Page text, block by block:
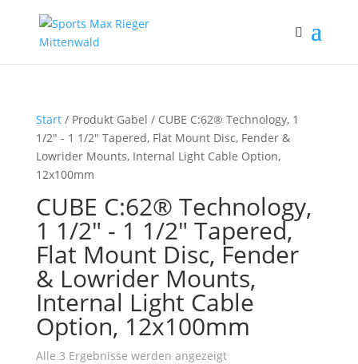
Start/ Produkt Gabel / CUBE C:62® Technology, 1
1/2" - 1 1/2" Tapered, Flat Mount Disc, Fender &
Lowrider Mounts, Internal Light Cable Option,
12x100mm
CUBE C:62® Technology,
1 1/2" - 1 1/2" Tapered,
Flat Mount Disc, Fender
& Lowrider Mounts,
Internal Light Cable
Option, 12x100mm
Alle 3 Ergebnisse werden angezeigt